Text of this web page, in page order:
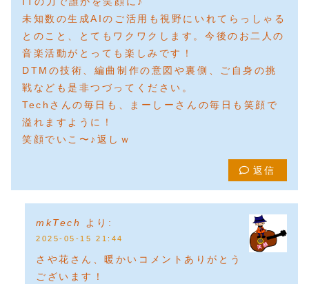
未知数の生成AIのご活用も視野にいれてらっしゃる
とのこと、とてもワクワクします。今後のお二人の
音楽活動がとっても楽しみです！
DTMの技術、編曲制作の意図や裏側、ご自身の挑
戦なども是非つづってください。
Techさんの毎日も、まーしーさんの毎日も笑顔で
溢れますように！
笑顔でいこ〜♪返しｗ
返信
mkTech より:
2025-05-15 21:44
さや花さん、暖かいコメントありがとう
ございます！